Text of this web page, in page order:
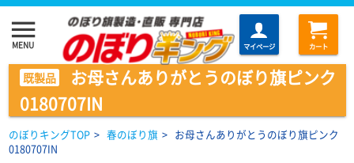
menu
MENU マイページ カート
既製品
お母さんありがとうのぼり旗ピンク
0180707IN
のぼりキングTOP > 春のぼり旗 > お母さんありがとうのぼり旗ピンク
0180707IN